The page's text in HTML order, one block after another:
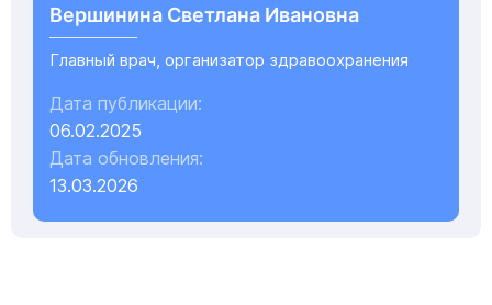
Вершинина Светлана Ивановна
Главный врач, организатор здравоохранения
Дата публикации:
06.02.2025
Дата обновления:
13.03.2026